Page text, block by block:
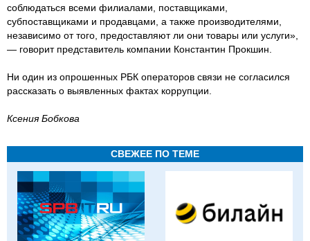
соблюдаться всеми филиалами, поставщиками,
субпоставщиками и продавцами, а также производителями,
независимо от того, предоставляют ли они товары или услуги»,
— говорит представитель компании Константин Прокшин.
Ни один из опрошенных РБК операторов связи не согласился
рассказать о выявленных фактах коррупции.
Ксения Бобкова
СВЕЖЕЕ ПО ТЕМЕ